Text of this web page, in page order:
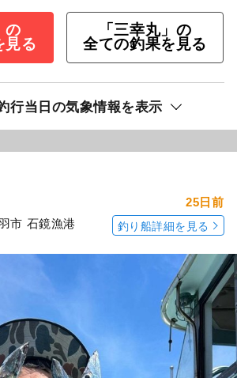
の
見る
「三幸丸」の
全ての釣果を見る
行当日の気象情報を表示
市 石鏡漁港
25日前
釣り船詳細を見る